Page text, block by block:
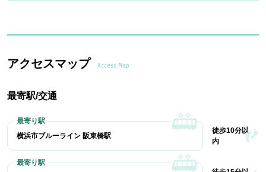
アクセスマップ Access Map
最寄駅/交通
横浜市ブルーライン 阪東橋駅
徒歩10分以
内